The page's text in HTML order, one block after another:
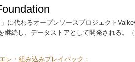
」に代わるオープンソースプロジェクト
継続し、データストアとして開発される。
レ・組み込みプレイバック：